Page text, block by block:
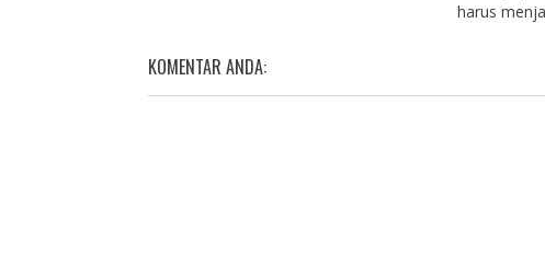
harus
KOMENTAR ANDA: